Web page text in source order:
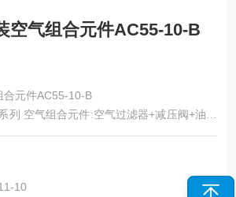
空气组合元件AC55-10-B
合元件AC55-10-B
列 空气组合元件:空气过滤器+减压阀+油雾
10